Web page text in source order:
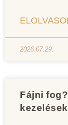
2026.07.29.
Fájni